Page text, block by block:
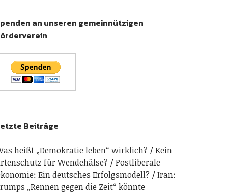
an unseren gemeinnützigen
Beiträge
heißt „Demokratie leben“ wirklich?
Kein
für Wendehälse?
Postliberale
Ein deutsches Erfolgsmodell?
Iran:
„Rennen gegen die Zeit“ könnte